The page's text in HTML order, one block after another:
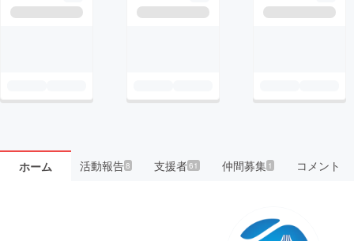
ホーム 活動報告8 支援者61 仲間募集 1 コメント